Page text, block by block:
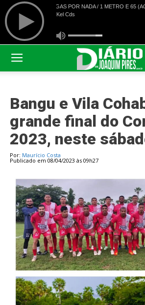
Bangu e Vila
grande final do
2023, neste
Por: Maurício Costa
Publicado em 08/04/2023 às 09h27